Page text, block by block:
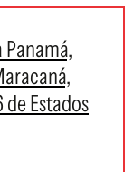
Panamá,
Estados